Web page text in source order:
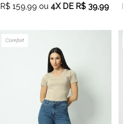
R$ 159,99 ou 4XDE R$ 39,99
Comfort